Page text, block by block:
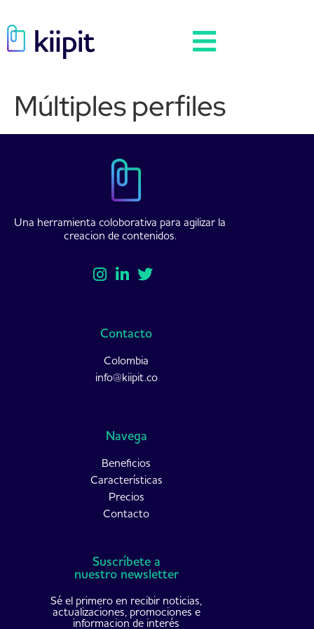
Múltiples perfiles
Una herramienta coloborativa para agilizar la
creacion de contenidos.
Contacto
Colombia
info@kiipit.co
Navega
Beneficios
Características
Precios
Contacto
Suscríbete a
nuestro newsletter
Sé el primero en recibir noticias,
actualizaciones, promociones e
informacion de interés